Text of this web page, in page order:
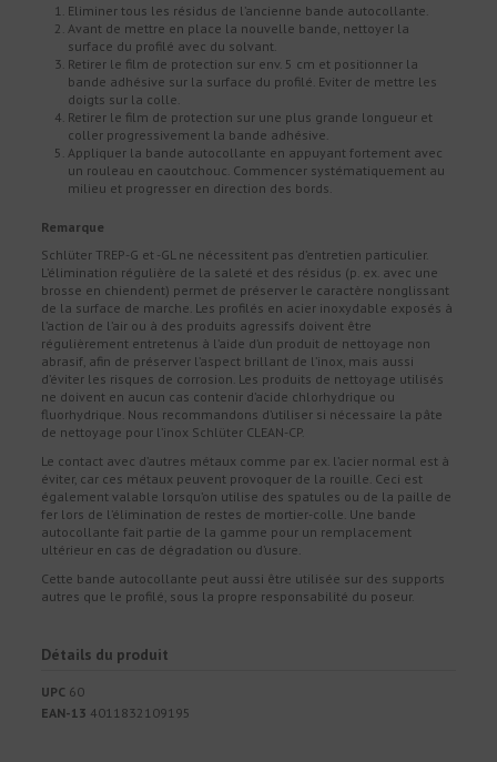
Eliminer tous les résidus de l’ancienne bande autocollante.
Avant de mettre en place la nouvelle bande, nettoyer la
surface du profilé avec du solvant.
Retirer le film de protection sur env. 5 cm et positionner la
bande adhésive sur la surface du profilé. Eviter de mettre les
doigts sur la colle.
Retirer le film de protection sur une plus grande longueur et
coller progressivement la bande adhésive.
Appliquer la bande autocollante en appuyant fortement avec
un rouleau en caoutchouc. Commencer systématiquement au
milieu et progresser en direction des bords.
Remarque
Schlüter TREP-G et -GL ne nécessitent pas d’entretien particulier.
L’élimination régulière de la saleté et des résidus (p. ex. avec une
brosse en chiendent) permet de préserver le caractère nonglissant
de la surface de marche. Les profilés en acier inoxydable exposés à
l’action de l’air ou à des produits agressifs doivent être
régulièrement entretenus à l’aide d’un produit de nettoyage non
abrasif, afin de préserver l’aspect brillant de l’inox, mais aussi
d’éviter les risques de corrosion. Les produits de nettoyage utilisés
ne doivent en aucun cas contenir d’acide chlorhydrique ou
fluorhydrique. Nous recommandons d’utiliser si nécessaire la pâte
de nettoyage pour l’inox Schlüter CLEAN-CP.
Le contact avec d’autres métaux comme par ex. l’acier normal est à
éviter, car ces métaux peuvent provoquer de la rouille. Ceci est
également valable lorsqu’on utilise des spatules ou de la paille de
fer lors de l’élimination de restes de mortier-colle. Une bande
autocollante fait partie de la gamme pour un remplacement
ultérieur en cas de dégradation ou d’usure.
Cette bande autocollante peut aussi être utilisée sur des supports
autres que le profilé, sous la propre responsabilité du poseur.
Détails du produit
UPC 60
EAN-13 4011832109195